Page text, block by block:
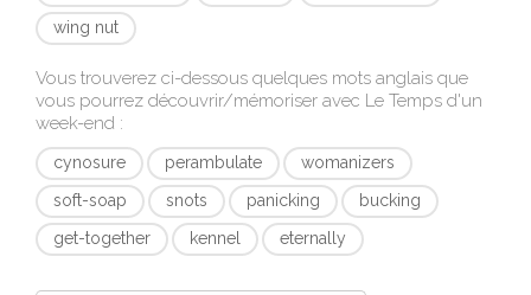
wing nut
Vous trouverez ci-dessous quelques mots anglais que
vous pourrez découvrir/mémoriser avec Le Temps d'un
week-end :
cynosure perambulate
womanizers
soft-soap
snots panicking
bucking
get-together
kennel eternally